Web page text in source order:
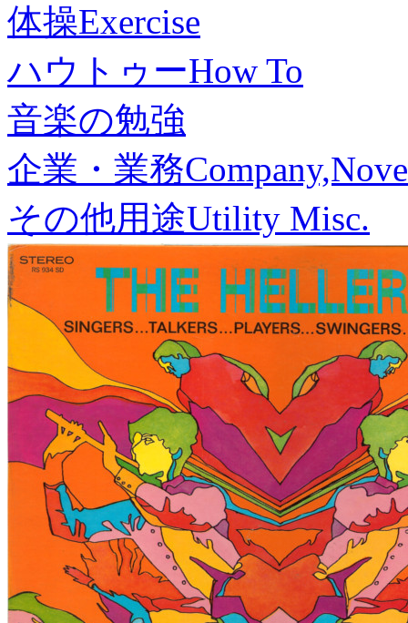
体操Exercise
ハウトゥーHow To
音楽の勉強
企業・業務
その他用途Utility Misc.